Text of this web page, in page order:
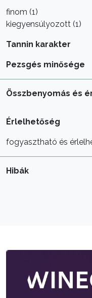
finom (1)
kiegyensúlyozott (1)
Tannin karakter
Pezsgés minősége
Összbenyomás és
Érlelhetőség
fogyasztható és
Hibák